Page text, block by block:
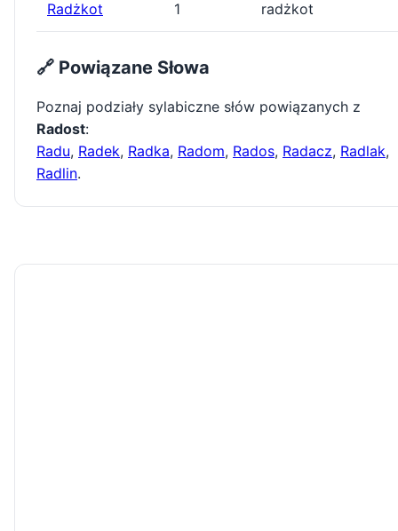
Radżkot 1 radżkot
🔗 Powiązane Słowa
Poznaj podziały sylabiczne słów powiązanych z
Radost:
Radu, Radek, Radka, Radom, Rados, Radacz, Radlak,
Radlin.